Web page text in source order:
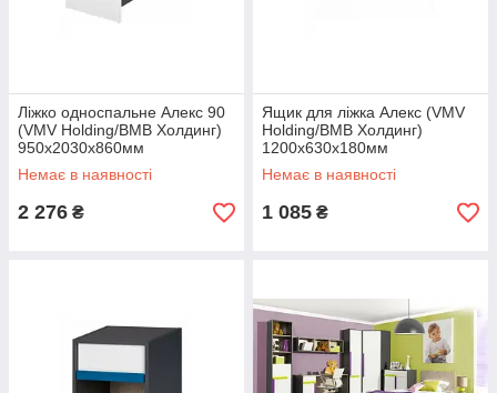
Ліжко односпальне Алекс 90
(VMV Holding/ВМВ Холдинг)
950х2030х860мм
Немає в наявності
2 276 ₴
Ящик для ліжка Алекс (VMV
Holding/ВМВ Холдинг)
1200х630х180мм
Немає в наявності
1 085 ₴